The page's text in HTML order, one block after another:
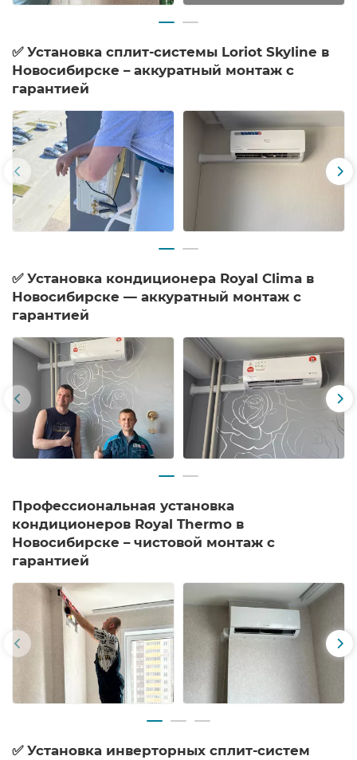
✅ Установка сплит-системы Loriot Skyline в
Новосибирске – аккуратный монтаж с
гарантией
✅ Установка кондиционера Royal Clima в
Новосибирске — аккуратный монтаж с
гарантией
Профессиональная установка
кондиционеров Royal Thermo в
Новосибирске – чистовой монтаж с
гарантией
✅ Установка инверторных сплит-систем